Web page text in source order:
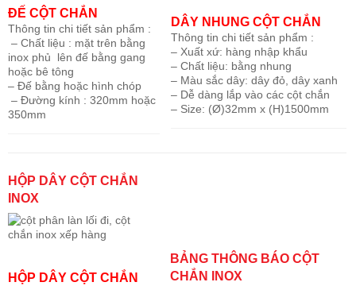
ĐẾ CỘT CHẮN
Thông tin chi tiết sản phẩm :
– Chất liệu : mặt trên bằng
inox phủ lên đế bằng gang
hoặc bê tông
– Đế bằng hoặc hình chóp
– Đường kính : 320mm hoặc
350mm
DÂY NHUNG CỘT CHẮN
Thông tin chi tiết sản phẩm :
– Xuất xứ: hàng nhập khẩu
– Chất liệu: bằng nhung
– Màu sắc dây: dây đỏ, dây xanh
– Dễ dàng lắp vào các cột chắn
– Size: (Ø)32mm x (H)1500mm
HỘP DÂY CỘT CHẮN
INOX
HỘP DÂY CỘT CHẮN
BẢNG THÔNG BÁO CỘT
CHẮN INOX